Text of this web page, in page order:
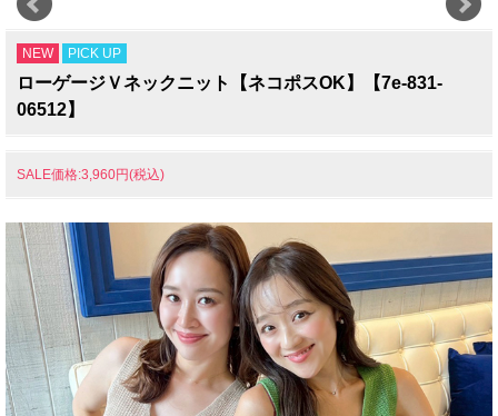
NEW PICK UP
ローゲージＶネックニット【ネコポスOK】【7e-831-
06512】
SALE価格:3,960円(税込)